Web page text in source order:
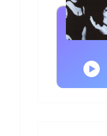
Liane Foly - Liane Foly - Au